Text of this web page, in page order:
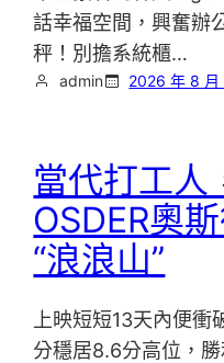
話幸福空間，興奮辦
秤！別擔系統櫃…
admin 2026 年 8 月
當代打工人
OSDER奧
“浪浪山”
上映短短13天內便
分穩居8.6分高位，